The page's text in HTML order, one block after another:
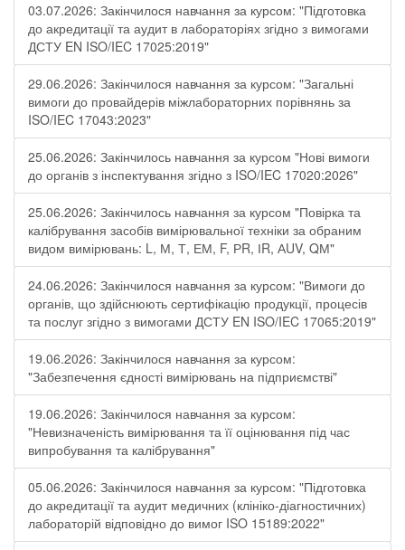
03.07.2026: Закінчилося навчання за курсом: "Підготовка
до акредитації та аудит в лабораторіях згідно з вимогами
ДСТУ EN ISO/IEC 17025:2019"
29.06.2026: Закінчилося навчання за курсом: "Загальні
вимоги до провайдерів міжлабораторних порівнянь за
ISO/IEC 17043:2023"
25.06.2026: Закінчилось навчання за курсом "Нові вимоги
до органів з інспектування згідно з ISO/IEC 17020:2026"
25.06.2026: Закінчилось навчання за курсом "Повірка та
калібрування засобів вимірювальної техніки за обраним
видом вимірювань: L, М, Т, ЕМ, F, РR, ІR, АUV, QМ"
24.06.2026: Закінчилося навчання за курсом: "Вимоги до
органів, що здійснюють сертифікацію продукції, процесів
та послуг згідно з вимогами ДСТУ EN ISO/IEC 17065:2019"
19.06.2026: Закінчилося навчання за курсом:
"Забезпечення єдності вимірювань на підприємстві"
19.06.2026: Закінчилося навчання за курсом:
"Невизначеність вимірювання та її оцінювання під час
випробування та калібрування"
05.06.2026: Закінчилося навчання за курсом: "Підготовка
до акредитації та аудит медичних (клініко-діагностичних)
лабораторій відповідно до вимог ISO 15189:2022"